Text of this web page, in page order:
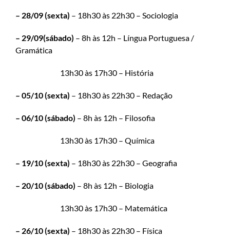
– 28/09 (sexta) – 18h30 às 22h30 – Sociologia
– 29/09(sábado) – 8h às 12h – Língua Portuguesa /
Gramática
13h30 às 17h30 – História
– 05/10 (sexta) – 18h30 às 22h30 – Redação
– 06/10 (sábado) – 8h às 12h – Filosofia
13h30 às 17h30 – Química
– 19/10 (sexta) – 18h30 às 22h30 – Geografia
– 20/10 (sábado) – 8h às 12h – Biologia
13h30 às 17h30 – Matemática
– 26/10 (sexta) – 18h30 às 22h30 – Física